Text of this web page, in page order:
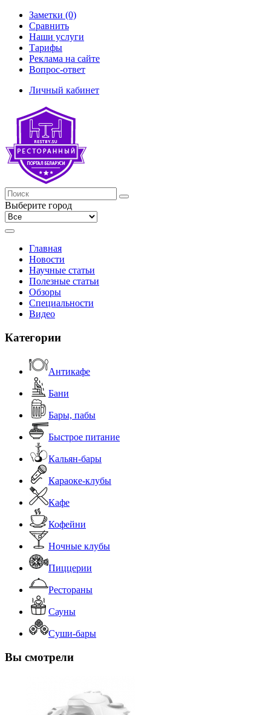
Заметки (0)
Сравнить
Наши услуги
Тарифы
Реклама на сайте
Вопрос-ответ
Личный кабинет
Выберите город
Главная
Новости
Научные статьи
Полезные статьи
Обзоры
Специальности
Видео
Категории
Антикафе
Бани
Бары, пабы
Быстрое питание
Кальян-бары
Караоке-клубы
Кафе
Кофейни
Ночные клубы
Пиццерии
Рестораны
Сауны
Суши-бары
Вы смотрели